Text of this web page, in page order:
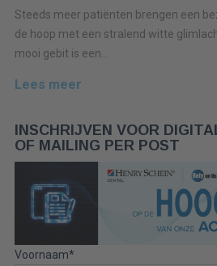
Steeds meer patiënten brengen een
de hoop met een stralend witte
mooi gebit is een...
Lees meer
INSCHRIJVEN VOOR
OF MAILING PER POST
Voornaam*